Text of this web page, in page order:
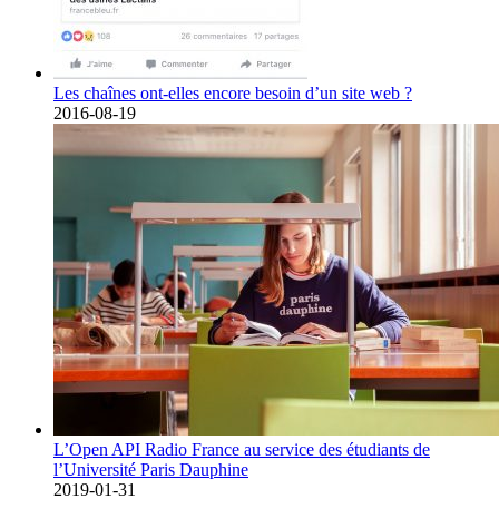
Les chaînes ont-elles encore besoin d’un site web ?
2016-08-19
L’Open API Radio France au service des étudiants de
l’Université Paris Dauphine
2019-01-31